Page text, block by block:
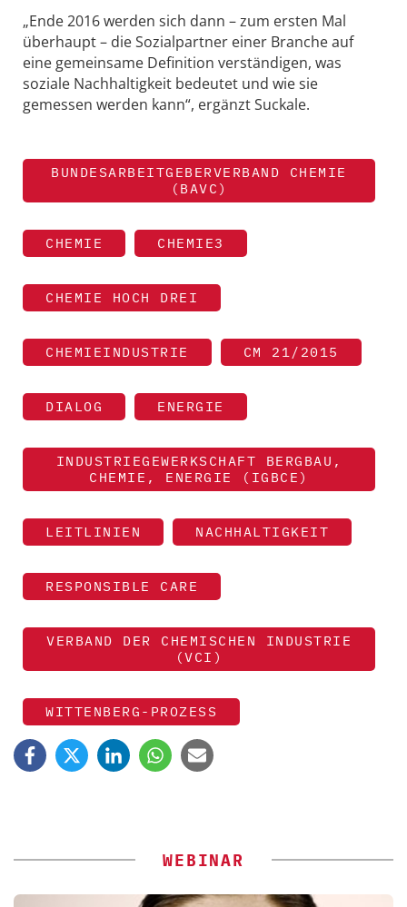
„Ende 2016 werden sich dann – zum ersten Mal
überhaupt – die Sozialpartner einer Branche auf
eine gemeinsame Definition verständigen, was
soziale Nachhaltigkeit bedeutet und wie sie
gemessen werden kann“, ergänzt Suckale.
BUNDESARBEITGEBERVERBAND CHEMIE
(BAVC)
CHEMIE CHEMIE3
CHEMIE HOCH DREI
CHEMIEINDUSTRIE CM 21/2015
DIALOG ENERGIE
INDUSTRIEGEWERKSCHAFT BERGBAU,
CHEMIE, ENERGIE (IGBCE)
LEITLINIEN NACHHALTIGKEIT
RESPONSIBLE CARE
VERBAND DER CHEMISCHEN INDUSTRIE
(VCI)
WITTENBERG-PROZESS
WEBINAR